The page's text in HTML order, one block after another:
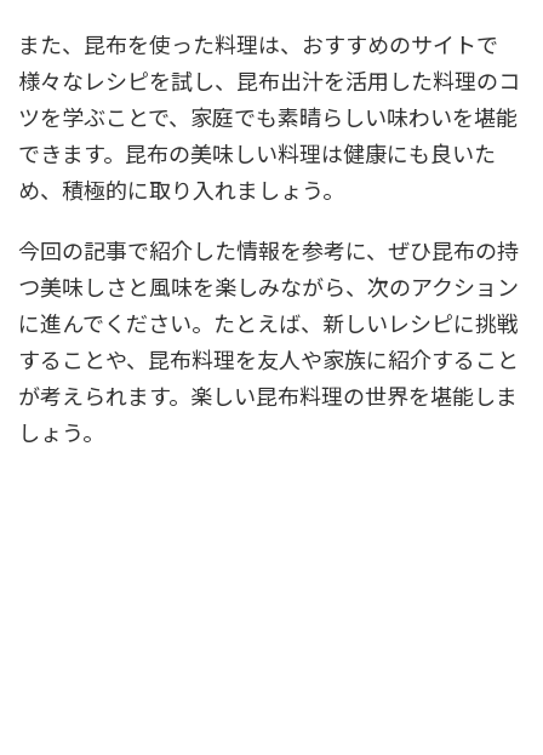
また、昆布を使った料理は、おすすめのサイトで
様々なレシピを試し、昆布出汁を活用した料理のコ
ツを学ぶことで、家庭でも素晴らしい味わいを堪能
できます。昆布の美味しい料理は健康にも良いた
め、積極的に取り入れましょう。
今回の記事で紹介した情報を参考に、ぜひ昆布の持
つ美味しさと風味を楽しみながら、次のアクション
に進んでください。たとえば、新しいレシピに挑戦
することや、昆布料理を友人や家族に紹介すること
が考えられます。楽しい昆布料理の世界を堪能しま
しょう。